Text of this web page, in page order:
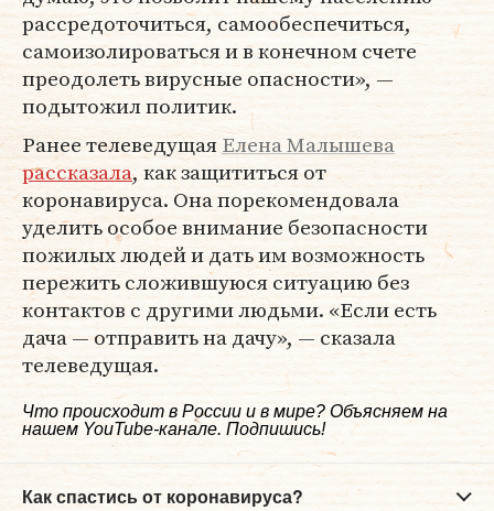
рассредоточиться, самообеспечиться,
самоизолироваться и в конечном счете
преодолеть вирусные опасности», —
подытожил политик.
Ранее телеведущаяЕлена Малышева
рассказала, как защититься от
коронавируса. Она порекомендовала
уделить особое внимание безопасности
пожилых людей и дать им возможность
пережить сложившуюся ситуацию без
контактов с другими людьми. «Если есть
дача — отправить на дачу», — сказала
телеведущая.
Что происходит в России и в мире? Объясняем на
нашем YouTube-канале. Подпишись!
Как спастись от коронавируса?